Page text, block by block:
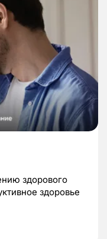
здорового
здоровье